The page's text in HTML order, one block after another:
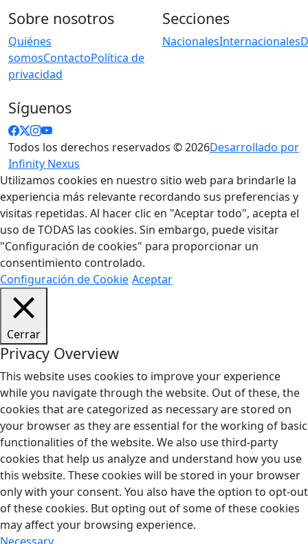
Sobre nosotros
Quiénes
somosContactoPolítica de
privacidad
Secciones
NacionalesInternacionales
Síguenos
Todos los derechos reservados © 2026Desarrollado por
Infinity Nexus
Utilizamos cookies en nuestro sitio web para brindarle la
experiencia más relevante recordando sus preferencias y
visitas repetidas. Al hacer clic en "Aceptar todo", acepta el
uso de TODAS las cookies. Sin embargo, puede visitar
"Configuración de cookies" para proporcionar un
consentimiento controlado.
Configuración de Cookie Aceptar
Cerrar
Privacy Overview
This website uses cookies to improve your experience
while you navigate through the website. Out of these, the
cookies that are categorized as necessary are stored on
your browser as they are essential for the working of basic
functionalities of the website. We also use third-party
cookies that help us analyze and understand how you use
this website. These cookies will be stored in your browser
only with your consent. You also have the option to opt-out
of these cookies. But opting out of some of these cookies
may affect your browsing experience.